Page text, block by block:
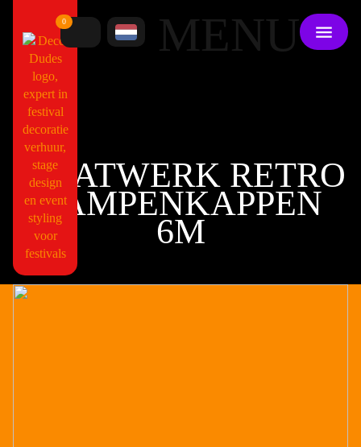
0 MENU
MAATWERK RETRO
LAMPENKAPPEN
6M